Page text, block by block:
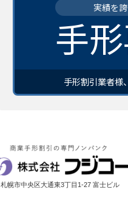
実績を
手
手形割引業者様
札幌市中央区大通東3丁目1-27 富士ビル